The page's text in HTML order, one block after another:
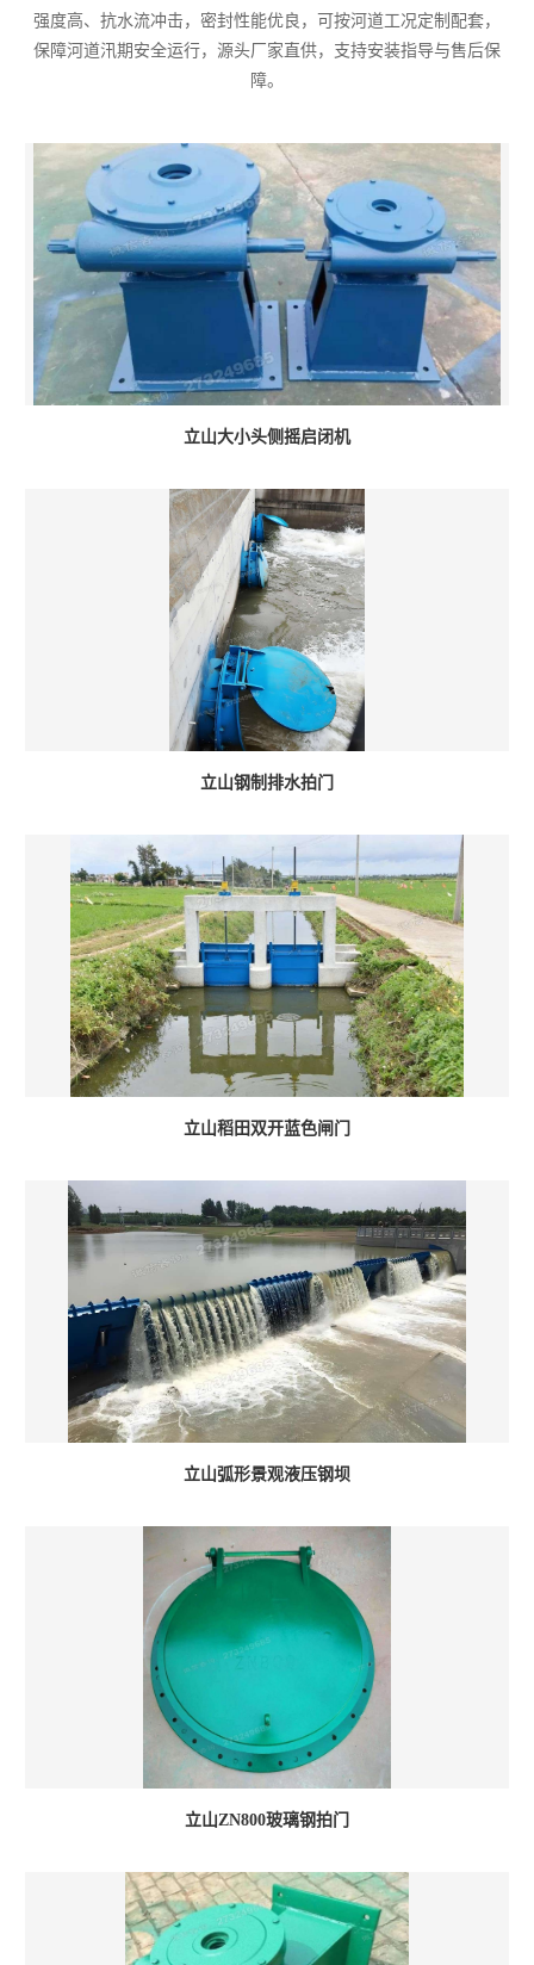
强度高、抗水流冲击，密封性能优良，可按河道工况定制配套，
保障河道汛期安全运行，源头厂家直供，支持安装指导与售后保
障。
立山大小头侧摇启闭机
立山钢制排水拍门
立山稻田双开蓝色闸门
立山弧形景观液压钢坝
立山ZN800玻璃钢拍门